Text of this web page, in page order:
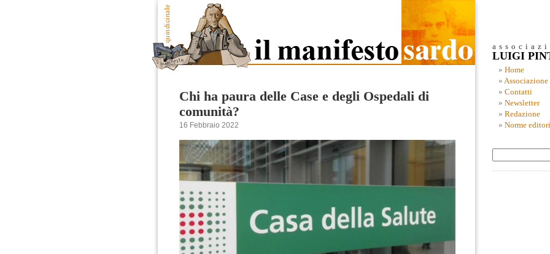
Chi ha paura delle Case e degli Ospedali di
comunità?
16 Febbraio 2022
LUIGI
Home
Associazione
Contatti
Newsletter
Redazione
Norme